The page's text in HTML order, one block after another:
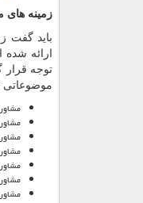
زمینه های
باید گفت
ارائه
توجه قرار
موضوعاتی